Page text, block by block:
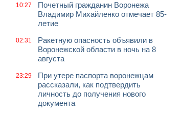
10:27
Почетный гражданин Воронежа
Владимир Михайленко отмечает 85-
летие
02:31
Ракетную опасность объявили в
Воронежской области в ночь на 8
августа
23:29
При утере паспорта воронежцам
рассказали, как подтвердить
личность до получения нового
документа